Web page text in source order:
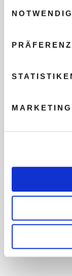
NOTWENDIG
MARKETING
FLUG
FRAGEN